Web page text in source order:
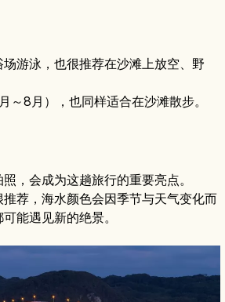
游泳，也很推荐在沙滩上放空、野
～8月），也同样适合在沙滩散步。
，会成为这趟旅行的重要亮点。
荐，海水颜色会因季节与天气变化而
能遇见新的绝景。